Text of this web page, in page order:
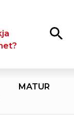
MATUR